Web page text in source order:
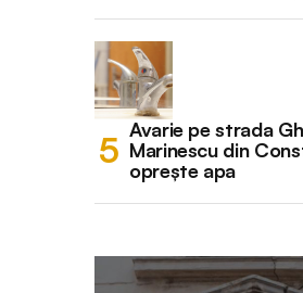
Avarie pe strada
Marinescu din
oprește apa